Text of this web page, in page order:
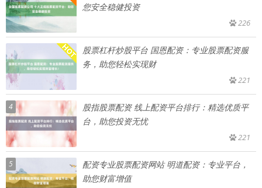
您安全稳健投资
226
股票杠杆炒股平台 国恩配资：专业股票配资服
务，助您轻松实现财
221
4
股指股票配资 线上配资平台排行：精选优质平
台，助您投资无忧
221
5
配资专业股票配资网站 明道配资：专业平台，
助您财富增值